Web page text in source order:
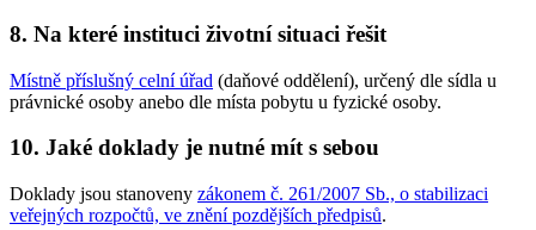
8. Na které instituci životní situaci řešit
Místně příslušný celní úřad (daňové oddělení), určený dle sídla u
právnické osoby anebo dle místa pobytu u fyzické osoby.
10. Jaké doklady je nutné mít s sebou
Doklady jsou stanoveny zákonem č. 261/2007 Sb., o stabilizaci
veřejných rozpočtů, ve znění pozdějších předpisů.